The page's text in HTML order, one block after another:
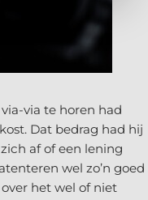
via te horen had
Dat bedrag had hij
af of een lening
wel zo’n goed
het wel of niet